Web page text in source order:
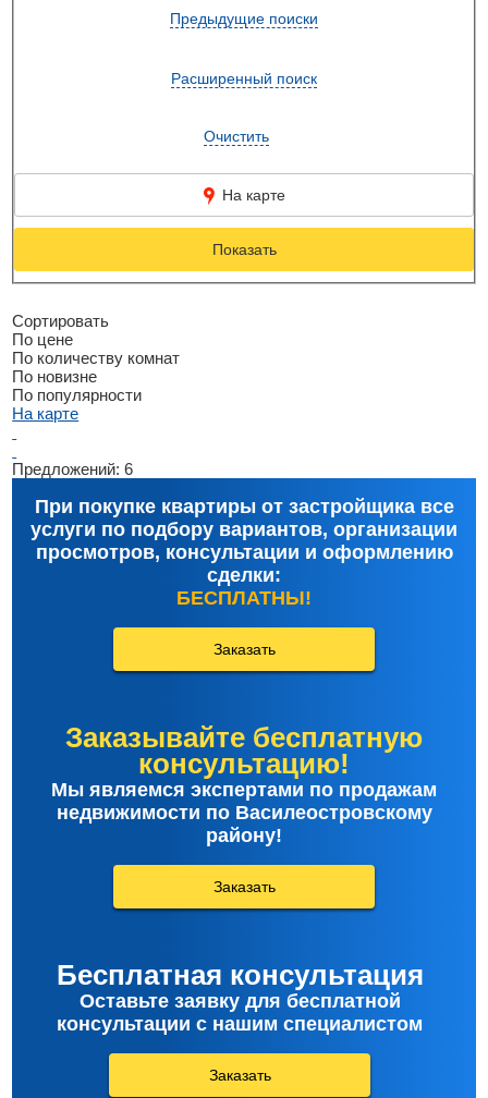
Предыдущие поиски
Расширенный поиск
Очистить
На карте
Показать
Сортировать
По цене
По количеству комнат
По новизне
По популярности
На карте
Предложений: 6
При покупке квартиры от застройщика все
услуги по подбору вариантов, организации
просмотров, консультации и оформлению
сделки:
БЕСПЛАТНЫ!
Заказать
Заказывайте бесплатную
консультацию!
Мы являемся экспертами по продажам
недвижимости по Василеостровскому
району!
Заказать
Бесплатная консультация
Оставьте заявку для бесплатной
консультации с нашим специалистом
Заказать